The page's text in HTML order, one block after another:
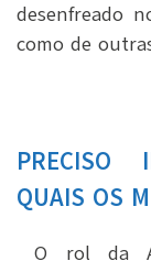
desenfreado
como de
PRECISO
QUAIS OS
O rol da